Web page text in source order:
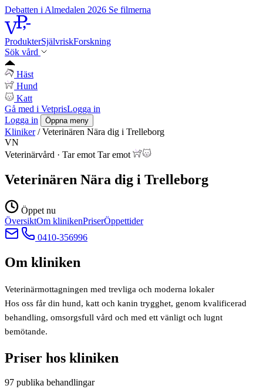
Debatten i Almedalen 2026 Se filmerna
ProdukterSjälvriskForskning
Sök vård
Häst
Hund
Katt
Gå med i VetprisLogga in
Logga in
Öppna meny
Kliniker / Veterinären Nära dig i Trelleborg
VN
Veterinärvård · Tar emot Tar emot
Veterinären Nära dig i Trelleborg
Öppet nu
ÖversiktOm klinikenPriserÖppettider
0410-356996
Om kliniken
Veterinärmottagningen med trevliga och moderna lokaler
Hos oss får din hund, katt och kanin trygghet, genom kvalificerad
behandling, omsorgsfull vård och med ett vänligt och lugnt
bemötande.
Priser hos kliniken
97 publika behandlingar